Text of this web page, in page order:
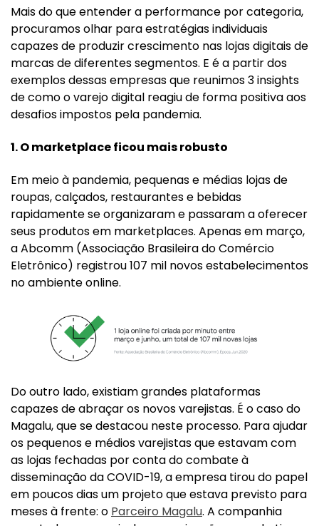
Mais do que entender a performance por categoria,
procuramos olhar para estratégias individuais
capazes de produzir crescimento nas lojas digitais de
marcas de diferentes segmentos. E é a partir dos
exemplos dessas empresas que reunimos 3 insights
de como o varejo digital reagiu de forma positiva aos
desafios impostos pela pandemia.
1. O marketplace ficou mais robusto
Em meio à pandemia, pequenas e médias lojas de
roupas, calçados, restaurantes e bebidas
rapidamente se organizaram e passaram a oferecer
seus produtos em marketplaces. Apenas em março,
a Abcomm (Associação Brasileira do Comércio
Eletrônico) registrou 107 mil novos estabelecimentos
no ambiente online.
Do outro lado, existiam grandes plataformas
capazes de abraçar os novos varejistas. É o caso do
Magalu, que se destacou neste processo. Para ajudar
os pequenos e médios varejistas que estavam com
as lojas fechadas por conta do combate à
disseminação da COVID-19, a empresa tirou do papel
em poucos dias um projeto que estava previsto para
meses à frente: o Parceiro Magalu. A companhia